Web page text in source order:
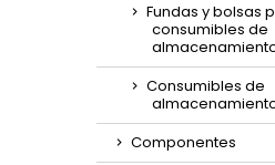
Fundas y bolsas
consumibles de
Consumibles de
Componentes